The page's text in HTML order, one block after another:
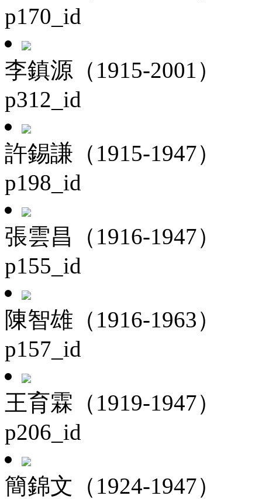
p170_id
李鎮源（1915-2001）
p312_id
許錫謙（1915-1947）
p198_id
張雲昌（1916-1947）
p155_id
陳智雄（1916-1963）
p157_id
王育霖（1919-1947）
p206_id
簡錦文（1924-1947）